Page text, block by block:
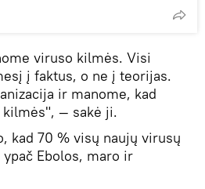
viruso kilmės. Visi
į faktus, o ne į teorijas.
ir manome, kad
— sakė ji.
kad 70 % visų naujų virusų
Ebolos, maro ir